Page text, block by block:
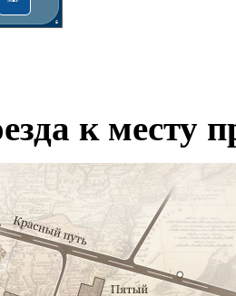
к месту